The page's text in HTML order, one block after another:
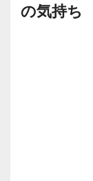
の気持ち